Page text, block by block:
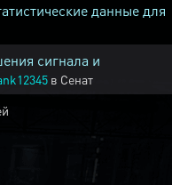
данные для
сигнала и
в Сенат